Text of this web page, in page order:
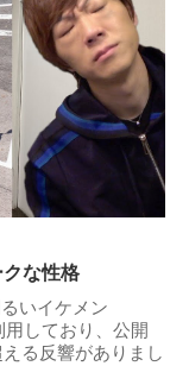
な性格
いイケメン
しており、公開
る反響がありまし